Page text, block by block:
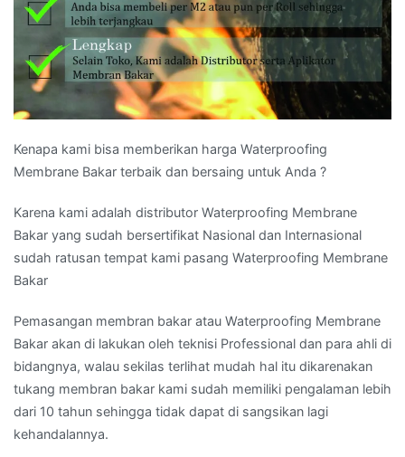
Kenapa kami bisa memberikan harga Waterproofing
Membrane Bakar terbaik dan bersaing untuk Anda ?
Karena kami adalah distributor Waterproofing Membrane
Bakar yang sudah bersertifikat Nasional dan Internasional
sudah ratusan tempat kami pasang Waterproofing Membrane
Bakar
Pemasangan membran bakar atau Waterproofing Membrane
Bakar akan di lakukan oleh teknisi Professional dan para ahli di
bidangnya, walau sekilas terlihat mudah hal itu dikarenakan
tukang membran bakar kami sudah memiliki pengalaman lebih
dari 10 tahun sehingga tidak dapat di sangsikan lagi
kehandalannya.